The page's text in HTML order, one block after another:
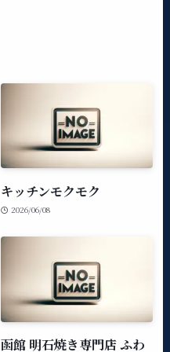
キッチンモクモク
2026/06/08
函館 明石焼き専門店 ふわ